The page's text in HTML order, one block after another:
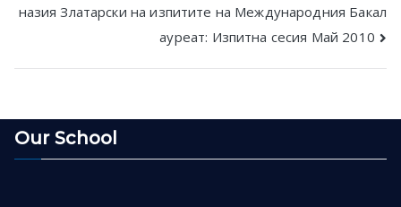
назия Златарски на изпитите на Международния Бакал
ауреат: Изпитна сесия Май 2010
Our School